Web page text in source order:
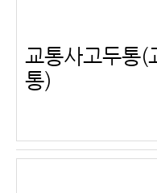
교통사고두통(
통)